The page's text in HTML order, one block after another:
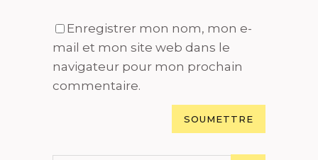
Enregistrer mon nom, mon e-
mail et mon site web dans le
navigateur pour mon prochain
commentaire.